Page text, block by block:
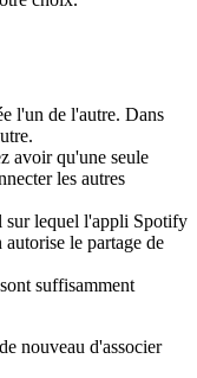
l'un de l'autre. Dans
avoir qu'une seule
les autres
sur lequel l'appli Spotify
le partage de
suffisamment
nouveau d'associer